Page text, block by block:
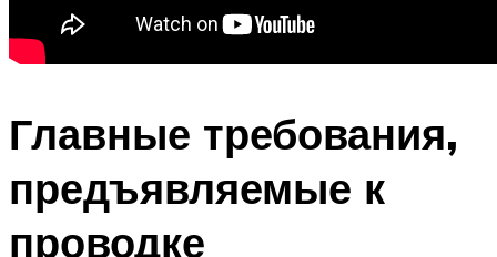
Главные требования,
предъявляемые к
проводке